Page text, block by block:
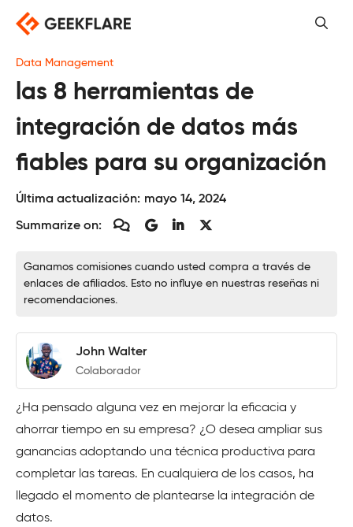
Saltar
contenido
Data Management
las 8 herramientas de
integración de datos más
fiables para su organización
Última actualización: mayo 14, 2024
Summarize on:
Ganamos comisiones cuando usted compra a través de
enlaces de afiliados. Esto no influye en nuestras reseñas ni
recomendaciones.
John Walter
Colaborador
¿Ha pensado alguna vez en mejorar la eficacia y
ahorrar tiempo en su empresa? ¿O desea ampliar sus
ganancias adoptando una técnica productiva para
completar las tareas. En cualquiera de los casos, ha
llegado el momento de plantearse la integración de
datos.